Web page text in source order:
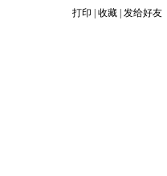
打印 收藏 发给好友